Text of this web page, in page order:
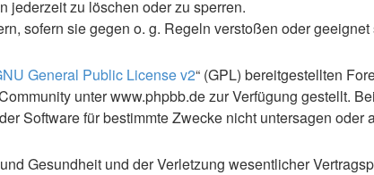
jederzeit zu löschen oder zu sperren.
sofern sie gegen o. g. Regeln verstoßen oder
General Public License v2“ (GPL) bereitgestellten
unter www.phpbb.de zur Verfügung gestellt.
Software für bestimmte Zwecke nicht untersagen oder
Gesundheit und der Verletzung wesentlicher